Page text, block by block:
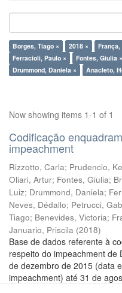
Borges, Tiago × 2018 ×
Ferracioli, Paulo ×
Fontes, Giulia ×
Drummond, Daniela ×
Anacleto,
Now showing items 1-1 of 1
Codificação
impeachment
Rizzotto, Carla; Prudencio,
Oliari, Artur; Fontes, Giulia;
Luiz; Drummond, Daniela;
Neves, Dédallo; Petrucci,
Tiago; Benevides, Victoria;
Januario, Priscila (2018)
Base de dados referente à
respeito do impeachment de
de dezembro de 2015 (data
impeachment) até 31 de